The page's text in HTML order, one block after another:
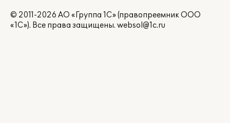
© 2011-2026 АО «Группа 1С» (правопреемник ООО
«1С»). Все права защищены. websol@1c.ru